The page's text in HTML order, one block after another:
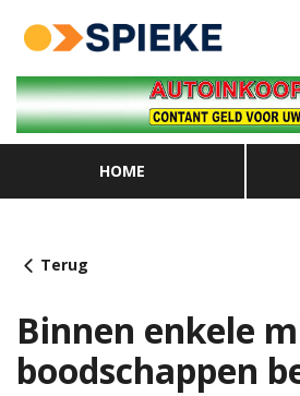
HOME
Terug
Binnen enkele
boodschappen